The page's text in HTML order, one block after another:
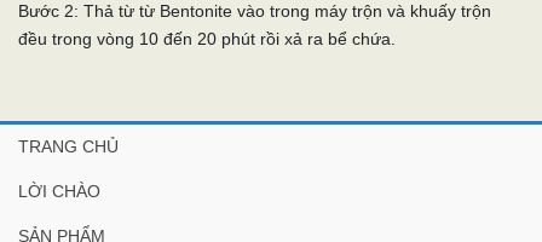
Bước 2: Thả từ từ Bentonite vào trong máy trộn và khuấy trộn
đều trong vòng 10 đến 20 phút rồi xả ra bể chứa.
TRANG CHỦ
LỜI CHÀO
SẢN PHẨM